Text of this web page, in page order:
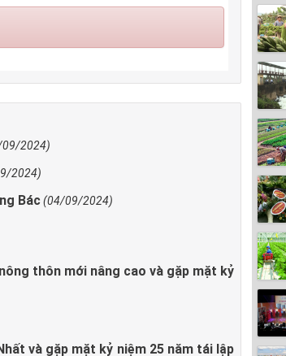
2024)
2024)
Bác (04/09/2024)
thôn mới nâng cao và gặp mặt kỷ
và gặp mặt kỷ niệm 25 năm tái lập